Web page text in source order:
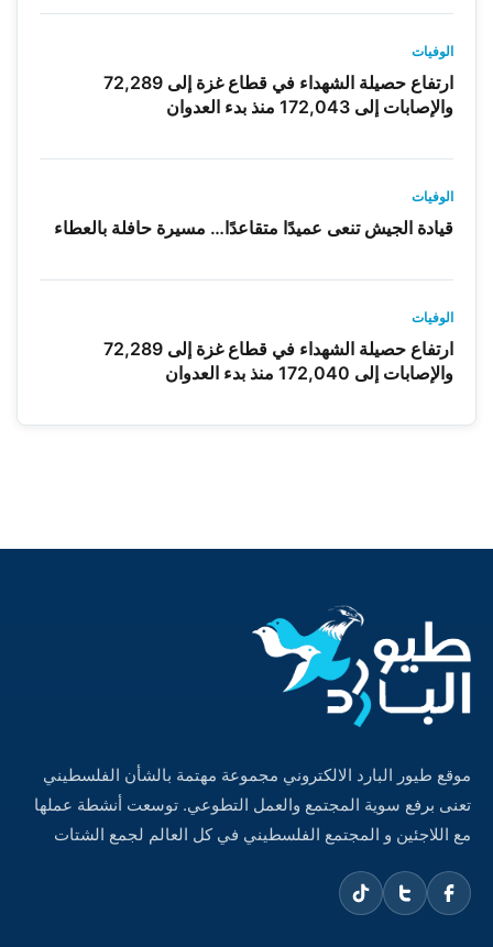
الوفيات
ارتفاع حصيلة الشهداء في قطاع غزة إلى 72,289
والإصابات إلى 172,043 منذ بدء العدوان
الوفيات
قيادة الجيش تنعى عميدًا متقاعدًا… مسيرة حافلة بالعطاء
الوفيات
ارتفاع حصيلة الشهداء في قطاع غزة إلى 72,289
والإصابات إلى 172,040 منذ بدء العدوان
موقع طيور البارد الالكتروني مجموعة مهتمة بالشأن الفلسطيني
تعنى برفع سوية المجتمع والعمل التطوعي. توسعت أنشطة عملها
مع اللاجئين و المجتمع الفلسطيني في كل العالم لجمع الشتات